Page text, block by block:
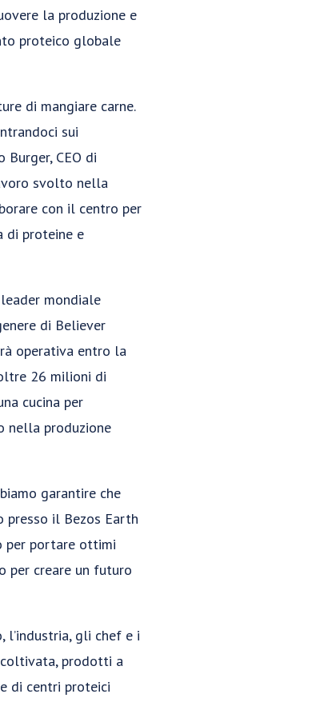
la produzione e
proteico globale
di mangiare carne.
sui
CEO di
svolto nella
con il centro per
di proteine e
mondiale
di Believer
operativa entro la
26 milioni di
cucina per
nella produzione
garantire che
presso il Bezos Earth
per portare ottimi
per creare un futuro
l’industria, gli chef e i
coltivata, prodotti a
di centri proteici